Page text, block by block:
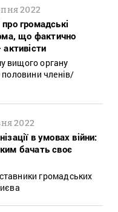
2022
громадські
що фактично
вищого органу
членів/
2022
в умовах війни:
бачать своє
громадських